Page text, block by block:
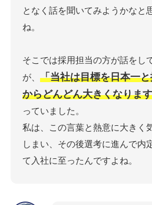
となく話を聞いてみようかなと
ね。
そこでは採用担当の方が話をし
が、 「当社は目標を日本一
からどんどん大きくなりま
っていました。
私は、この言葉と熱意に大きく
しまい、その後選考に進んで内
て入社に至ったんですよね。